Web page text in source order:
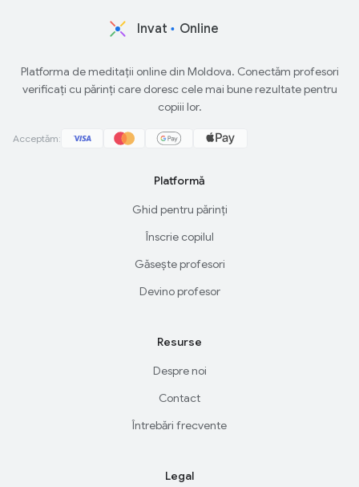
Invat Online
Platforma de meditații online din Moldova. Conectăm profesori
verificați cu părinți care doresc cele mai bune rezultate pentru
copiii lor.
Acceptăm:
Platformă
Ghid pentru părinți
Înscrie copilul
Găsește profesori
Devino profesor
Resurse
Despre noi
Contact
Întrebări frecvente
Legal